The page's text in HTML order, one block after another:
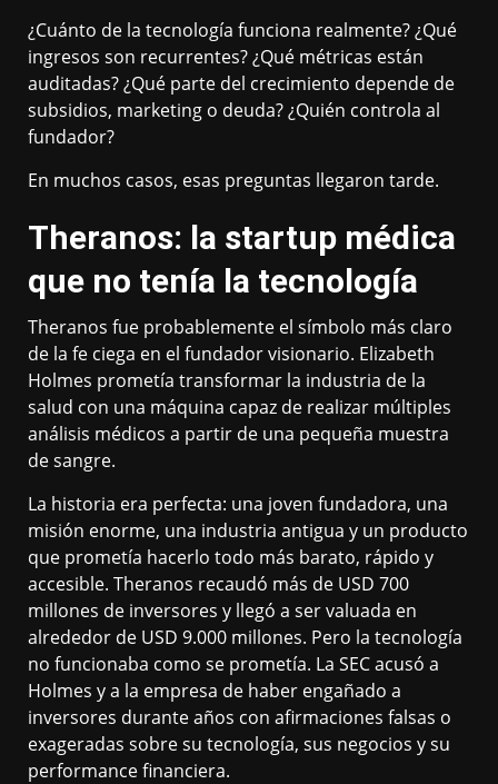
¿Cuánto de la tecnología funciona realmente? ¿Qué
ingresos son recurrentes? ¿Qué métricas están
auditadas? ¿Qué parte del crecimiento depende de
subsidios, marketing o deuda? ¿Quién controla al
fundador?
En muchos casos, esas preguntas llegaron tarde.
Theranos: la startup médica
que no tenía la tecnología
Theranos fue probablemente el símbolo más claro
de la fe ciega en el fundador visionario. Elizabeth
Holmes prometía transformar la industria de la
salud con una máquina capaz de realizar múltiples
análisis médicos a partir de una pequeña muestra
de sangre.
La historia era perfecta: una joven fundadora, una
misión enorme, una industria antigua y un producto
que prometía hacerlo todo más barato, rápido y
accesible. Theranos recaudó más de USD 700
millones de inversores y llegó a ser valuada en
alrededor de USD 9.000 millones. Pero la tecnología
no funcionaba como se prometía. La SEC acusó a
Holmes y a la empresa de haber engañado a
inversores durante años con afirmaciones falsas o
exageradas sobre su tecnología, sus negocios y su
performance financiera.